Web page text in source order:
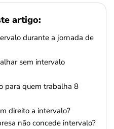
artigo:
durante a jornada de
sem intervalo
para quem trabalha 8
direito a intervalo?
não concede intervalo?